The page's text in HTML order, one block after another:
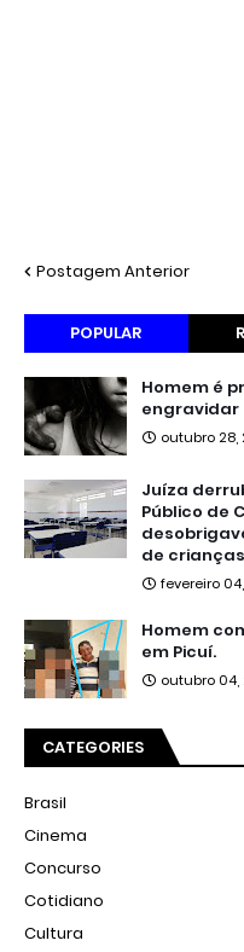
Postagem Anterior
POPULAR
Homem é
engravidar
outubro 28,
Juíza
Público de
de
fevereiro
Homem
em Picuí.
outubro 04,
CATEGORIES
Brasil
Cinema
Concurso
Cotidiano
Cultura